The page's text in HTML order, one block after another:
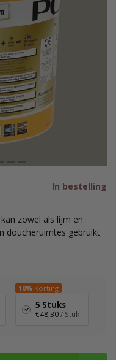
In bestelling
zowel als lijm en
doucheruimtes gebruikt
10% Korting
5 Stuks
€48,30/ Stuk